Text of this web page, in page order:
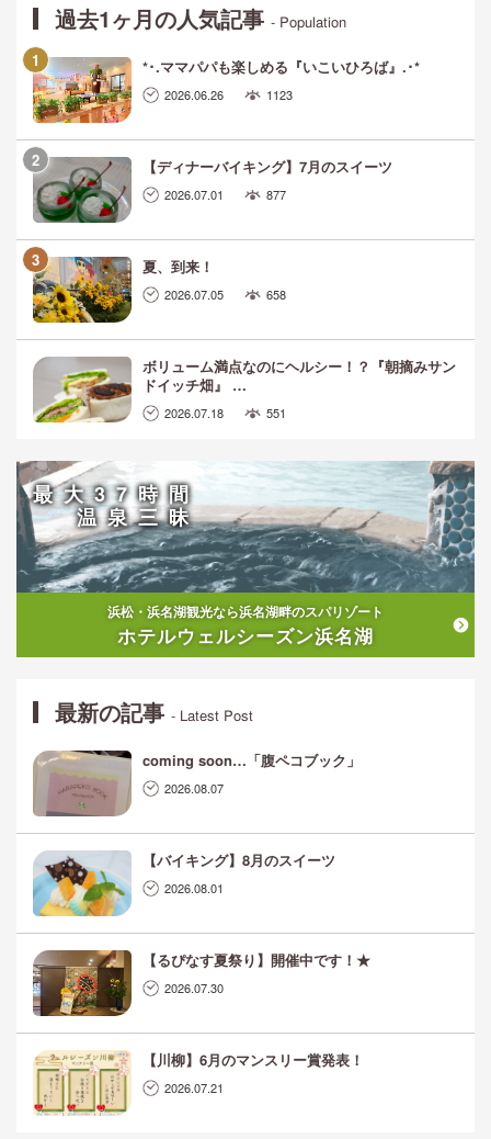
過去1ヶ月の人気記事- Population
*･.ママパパも楽しめる『いこいひろば』.･*
2026.06.26 1123
【ディナーバイキング】7月のスイーツ
2026.07.01 877
夏、到来！
2026.07.05 658
ボリューム満点なのにヘルシー！？『朝摘みサン
ドイッチ畑』 …
2026.07.18 551
最大37時間
温泉三昧
浜松・浜名湖観光なら浜名湖畔のスパリゾート
ホテルウェルシーズン浜名湖
最新の記事- Latest Post
coming soon…「腹ペコブック」
2026.08.07
【バイキング】8月のスイーツ
2026.08.01
【るぴなす夏祭り】開催中です！★
2026.07.30
【川柳】6月のマンスリー賞発表！
2026.07.21